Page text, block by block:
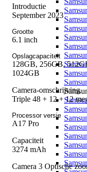
Introductie
September 2023
Grootte
6.1 inch
Opslagcapaciteit
128GB, 256GB,
1024GB
Camera-omschrijving
Triple 48 + 12 + 12
Processor versie
A17 Pro
Capaciteit
3274 mAh
Camera 3 Optische